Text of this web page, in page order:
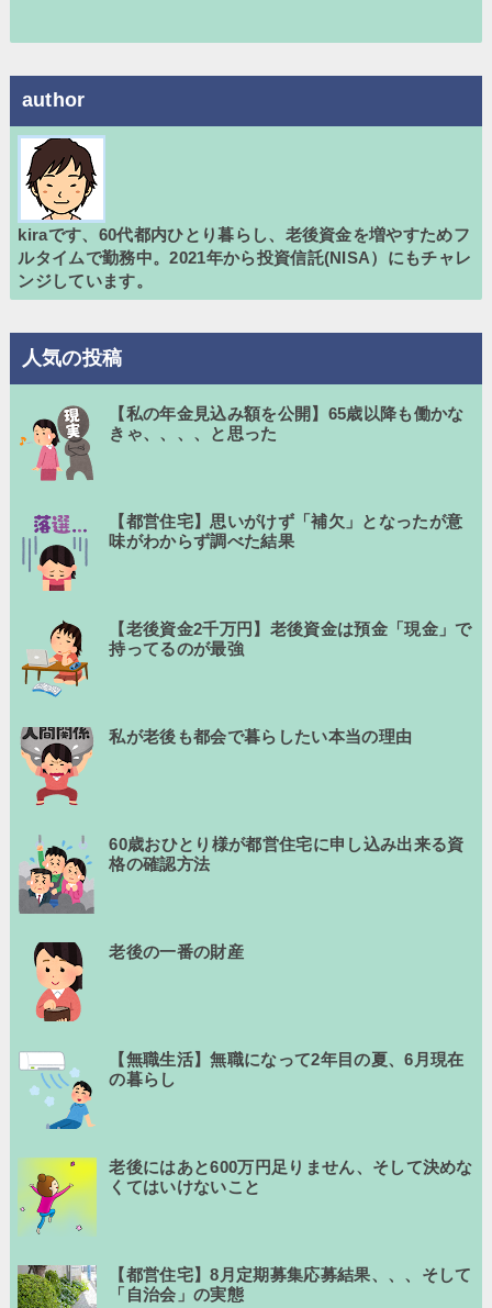
author
kiraです、60代都内ひとり暮らし、老後資金を増やすためフ
ルタイムで勤務中。2021年から投資信託(NISA）にもチャレ
ンジしています。
人気の投稿
【私の年金見込み額を公開】65歳以降も働かな
きゃ、、、、と思った
【都営住宅】思いがけず「補欠」となったが意
味がわからず調べた結果
【老後資金2千万円】老後資金は預金「現金」で
持ってるのが最強
私が老後も都会で暮らしたい本当の理由
60歳おひとり様が都営住宅に申し込み出来る資
格の確認方法
老後の一番の財産
【無職生活】無職になって2年目の夏、6月現在
の暮らし
老後にはあと600万円足りません、そして決めな
くてはいけないこと
【都営住宅】8月定期募集応募結果、、、そして
「自治会」の実態